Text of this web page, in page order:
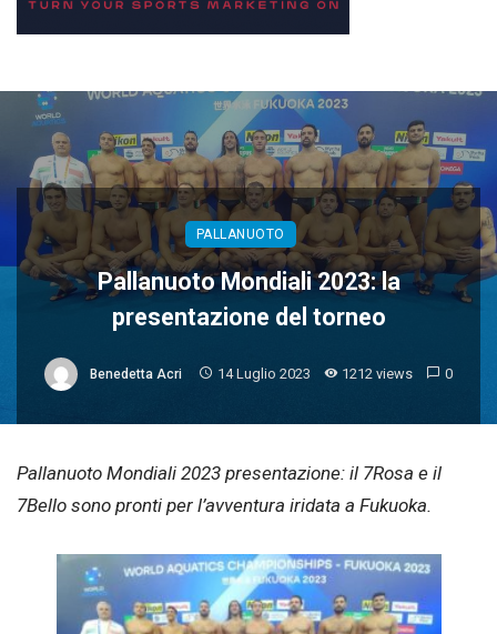
PALLANUOTO
Pallanuoto Mondiali 2023: la
presentazione del torneo
Benedetta Acri 14 Luglio 2023 1212 views 0
Pallanuoto Mondiali 2023 presentazione: il 7Rosa e il
7Bello sono pronti per l’avventura iridata a Fukuoka.